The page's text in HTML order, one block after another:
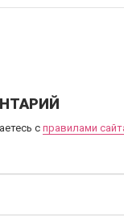
с правилами